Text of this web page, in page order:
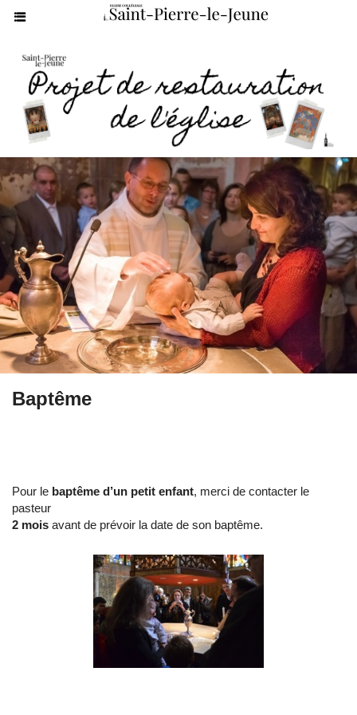
Baptême
Pour le baptême d’un petit enfant, merci de contacter le
pasteur
2 mois avant de prévoir la date de son baptême.